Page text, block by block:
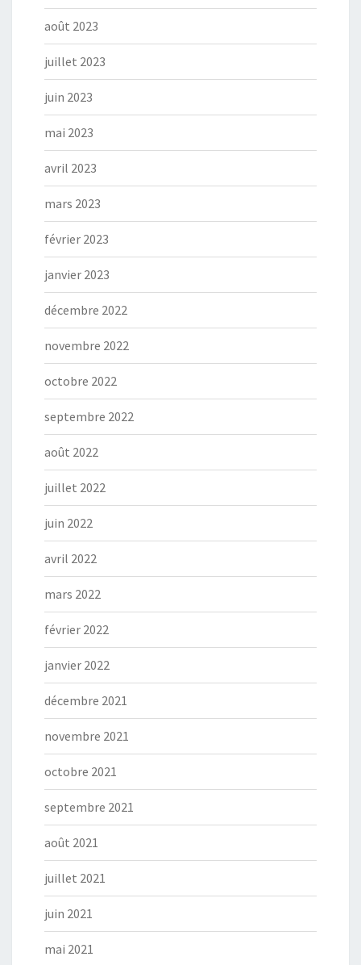
août 2023
juillet 2023
juin 2023
mai 2023
avril 2023
mars 2023
février 2023
janvier 2023
décembre 2022
novembre 2022
octobre 2022
septembre 2022
août 2022
juillet 2022
juin 2022
avril 2022
mars 2022
février 2022
janvier 2022
décembre 2021
novembre 2021
octobre 2021
septembre 2021
août 2021
juillet 2021
juin 2021
mai 2021